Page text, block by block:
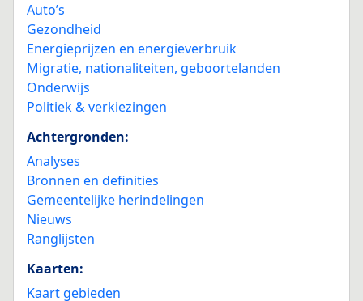
Auto’s
Gezondheid
Energieprijzen en energieverbruik
Migratie, nationaliteiten, geboortelanden
Onderwijs
Politiek & verkiezingen
Achtergronden:
Analyses
Bronnen en definities
Gemeentelijke herindelingen
Nieuws
Ranglijsten
Kaarten:
Kaart gebieden